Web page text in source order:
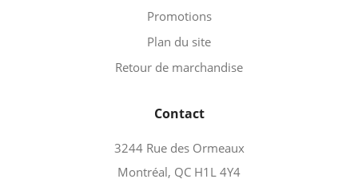
Promotions
Plan du site
Retour de marchandise
Contact
3244 Rue des Ormeaux
Montréal, QC H1L 4Y4